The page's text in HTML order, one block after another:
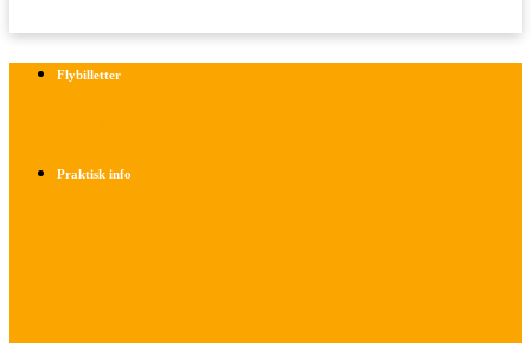
Flybilletter
Praktisk info